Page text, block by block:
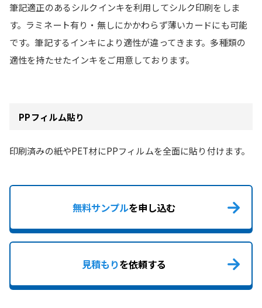
筆記適正のあるシルクインキを利用してシルク印刷をしま
す。ラミネート有り・無しにかかわらず薄いカードにも可能
です。筆記するインキにより適性が違ってきます。多種類の
適性を持たせたインキをご用意しております。
PPフィルム貼り
印刷済みの紙やPET材にPPフィルムを全面に貼り付けます。
無料サンプルを申し込む
見積もりを依頼する